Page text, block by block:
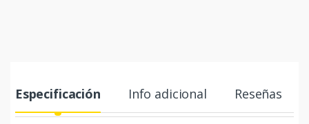
Especificación Info adicional Reseñas